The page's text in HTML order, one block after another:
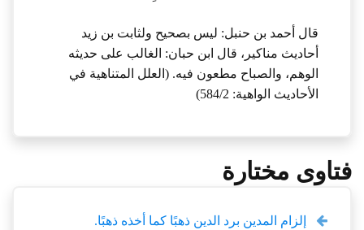
قال أحمد بن حنبل: ليس بصحيح ولثابت بن زيد
أحاديث مناكير، قال ابن حبان: الغالب على حديثه
الوهم، والصباح مطعون فيه. (العلل المتناهية في
الأحاديث الواهية: 584/2)
فتاوى مختارة
إلزام المدين برد الدين ذهبًا كما أخذه ذهبًا.